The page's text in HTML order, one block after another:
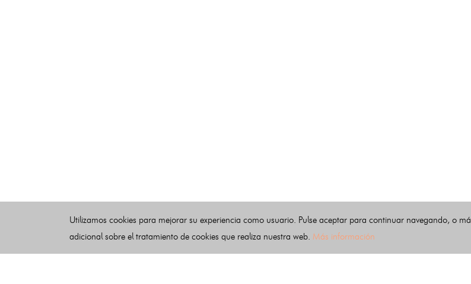
Utilizamos cookies para mejorar su experiencia como usuario. Pulse aceptar para continuar navegando, o
adicional sobre el tratamiento de cookies que realiza nuestra web. Más información